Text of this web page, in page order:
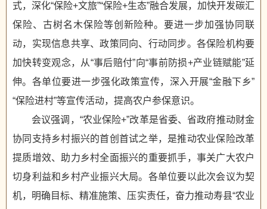
式，深化“保险+文旅”“保险+生态”融合发展，加快开发碳汇
保险、古树名木保险等创新险种。要进一步加强协同联
动，实现信息共享、政策同向、行动同步。各保险机构要
加快转变观念，从“事后赔付”向“事前防损+产业链赋能”延
伸。各单位要进一步强化政策宣传，深入开展“金融下乡”
“保险进村”等宣传活动，提高农户参保意识。
会议强调，“农业保险+”改革是省委、省政府推动财金
协同支持乡村振兴的首创首试之举，是推动农业保险改革
提质增效、助力乡村全面振兴的重要抓手，事关广大农户
切身利益和乡村产业振兴大局。各单位要以此次会议为契
机，明确目标、精准施策、压实责任，奋力推动寿县“农业